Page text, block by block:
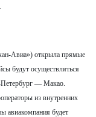
Авиа») открыла прямые
будут осуществляться
— Макао.
из внутренних
авиакомпания будет